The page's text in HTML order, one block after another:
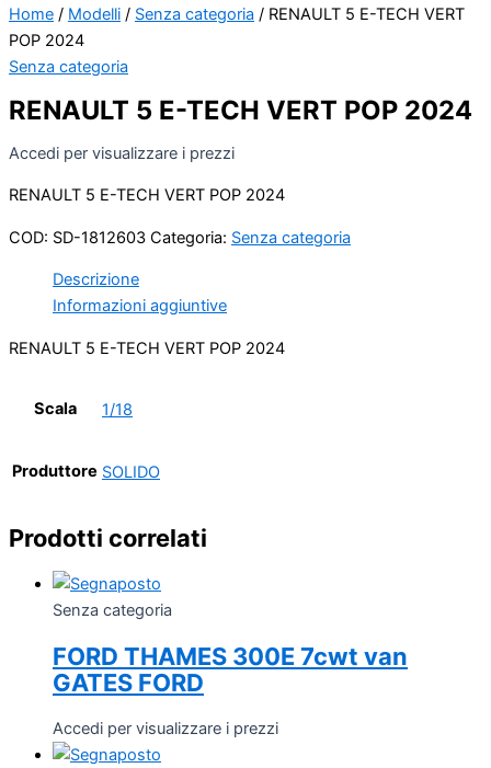
Home / Modelli / Senza categoria / RENAULT 5 E-TECH VERT
POP 2024
Senza categoria
RENAULT 5 E-TECH VERT POP 2024
Accedi per visualizzare i prezzi
RENAULT 5 E-TECH VERT POP 2024
COD: SD-1812603 Categoria: Senza categoria
Descrizione
Informazioni aggiuntive
RENAULT 5 E-TECH VERT POP 2024
Scala 1/18
Produttore SOLIDO
Prodotti correlati
Senza categoria
FORD THAMES 300E 7cwt van
GATES FORD
Accedi per visualizzare i prezzi